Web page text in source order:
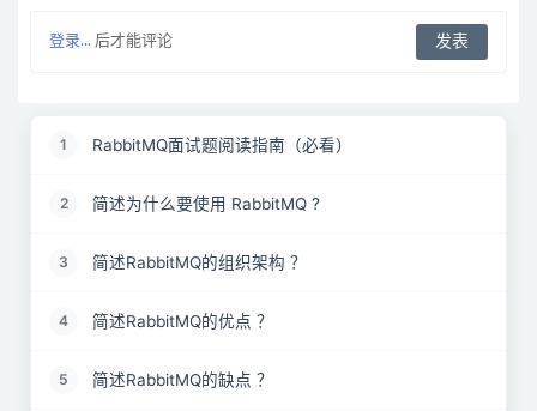
登录... 后才能评论
1 RabbitMQ面试题阅读指南（必看）
2 简述为什么要使用 RabbitMQ ?
3 简述RabbitMQ的组织架构 ？
4 简述RabbitMQ的优点 ？
5 简述RabbitMQ的缺点 ？